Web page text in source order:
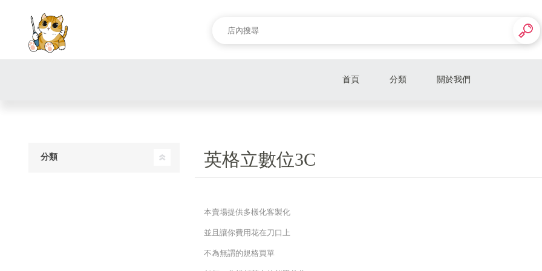
首頁 分類 關於我們
英格立數位3C
本賣場提供多樣化客製化
並且讓你費用花在刀口上
不為無謂的規格買單
分類